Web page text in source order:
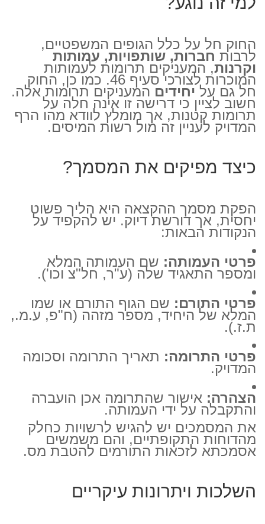
החוק חל על כלל הגופים המשפטיים,
לרבות חברות, שותפויות, עמותות
וקרנות, המעניקים תרומות לעמותות
המוכרות לצורכי סעיף 46. כמו כן, החוק
חל גם על יחידים המעניקים תרומות אלה.
חשוב לציין כי דרישה זו אינה חלה על
תרומות קטנות, אך מומלץ לוודא מהו הרף
המדויק לעניין זה מול רשות המיסים.
כיצד מפיקים את המסמך?
הפקת מסמך ההקצאה היא הליך פשוט
יחסית, אך דורשת דיוק. יש להקפיד על
הנקודות הבאות:
פרטי העמותה: שם העמותה המלא
ומספר התאגיד שלה (ע"ר, חל"צ וכו').
פרטי התורם: שם הגוף התורם או שמו
המלא של היחיד, מספר מזהה (ח"פ, ע.מ.,
ת.ז.).
פרטי התרומה: תאריך התרומה וסכומה
המדויק.
הצהרה: אישור שהתרומה אכן הועברה
והתקבלה על ידי העמותה.
את המסמכים יש להגיש לרשויות כחלק
מהדוחות התקופתיים, והם משמשים
אסמכתא לזכאות התורמים להטבת מס.
השלכות ויתרונות עיקריים